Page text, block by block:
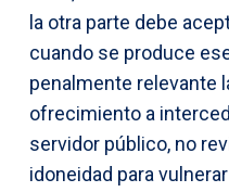
la otra parte debe
cuando se produce
penalmente relevante
ofrecimiento a
servidor público, no
idoneidad para